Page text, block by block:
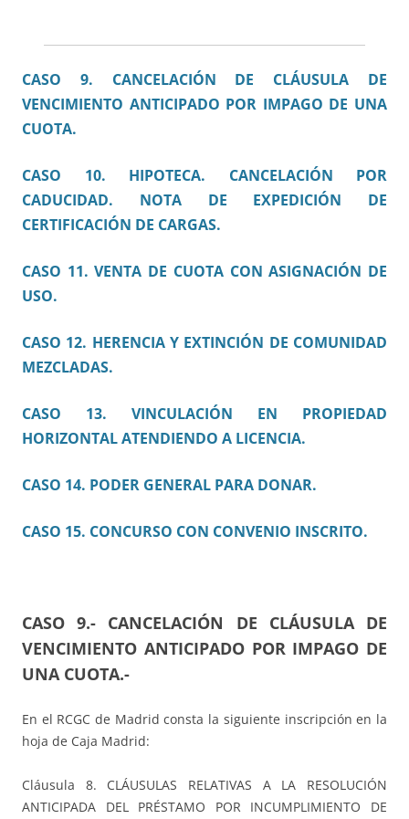
CASO 9. CANCELACIÓN DE CLÁUSULA DE
VENCIMIENTO ANTICIPADO POR IMPAGO DE UNA
CUOTA.
CASO 10. HIPOTECA. CANCELACIÓN POR
CADUCIDAD. NOTA DE EXPEDICIÓN DE
CERTIFICACIÓN DE CARGAS.
CASO 11. VENTA DE CUOTA CON ASIGNACIÓN DE
USO.
CASO 12. HERENCIA Y EXTINCIÓN DE COMUNIDAD
MEZCLADAS.
CASO 13. VINCULACIÓN EN PROPIEDAD
HORIZONTAL ATENDIENDO A LICENCIA.
CASO 14. PODER GENERAL PARA DONAR.
CASO 15. CONCURSO CON CONVENIO INSCRITO.
CASO 9.- CANCELACIÓN DE CLÁUSULA DE
VENCIMIENTO ANTICIPADO POR IMPAGO DE
UNA CUOTA.-
En el RCGC de Madrid consta la siguiente inscripción en la
hoja de Caja Madrid:
Cláusula 8. CLÁUSULAS RELATIVAS A LA RESOLUCIÓN
ANTICIPADA DEL PRÉSTAMO POR INCUMPLIMIENTO DE